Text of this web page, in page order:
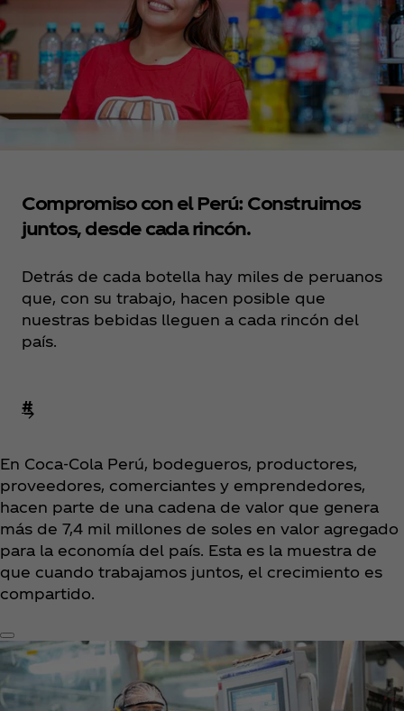
Compromiso con el Perú: Construimos
juntos, desde cada rincón.
Detrás de cada botella hay miles de peruanos
que, con su trabajo, hacen posible que
nuestras bebidas lleguen a cada rincón del
país.
#
En Coca‑Cola Perú, bodegueros, productores,
proveedores, comerciantes y emprendedores,
hacen parte de una cadena de valor que genera
más de 7,4 mil millones de soles en valor agregado
para la economía del país. Esta es la muestra de
que cuando trabajamos juntos, el crecimiento es
compartido.